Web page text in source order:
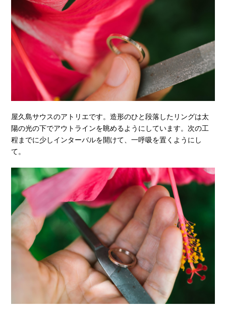
屋久島サウスのアトリエです。造形のひと段落したリングは太
陽の光の下でアウトラインを眺めるようにしています。次の工
程までに少しインターバルを開けて、一呼吸を置くようにし
て。